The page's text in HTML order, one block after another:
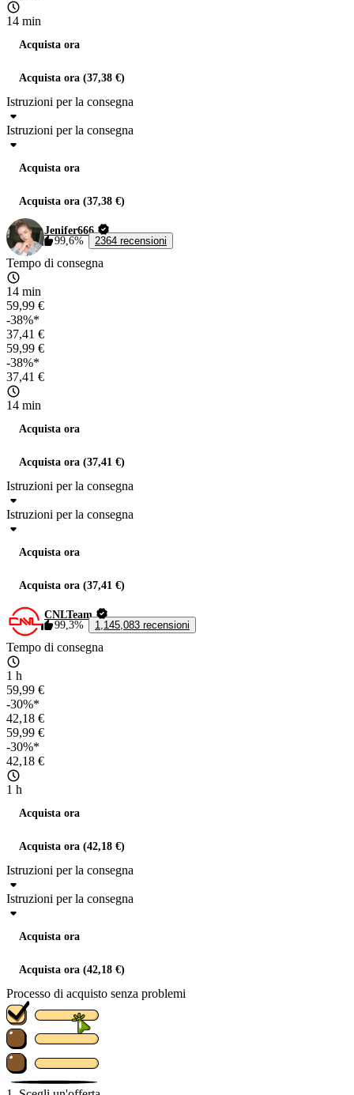
14 min
Acquista ora
Acquista ora (37,38 €)
Istruzioni per la consegna
Istruzioni per la consegna
Acquista ora
Acquista ora (37,38 €)
Jenifer666
99,6%
2364 recensioni
Tempo di consegna
14 min
59,99 €
-38%*
37,41 €
59,99 €
-38%*
37,41 €
14 min
Acquista ora
Acquista ora (37,41 €)
Istruzioni per la consegna
Istruzioni per la consegna
Acquista ora
Acquista ora (37,41 €)
CNLTeam
99,3%
1,145,083 recensioni
Tempo di consegna
1 h
59,99 €
-30%*
42,18 €
59,99 €
-30%*
42,18 €
1 h
Acquista ora
Acquista ora (42,18 €)
Istruzioni per la consegna
Istruzioni per la consegna
Acquista ora
Acquista ora (42,18 €)
Processo di acquisto senza problemi